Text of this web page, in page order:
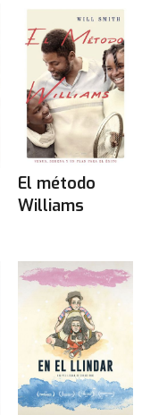
El método
Williams